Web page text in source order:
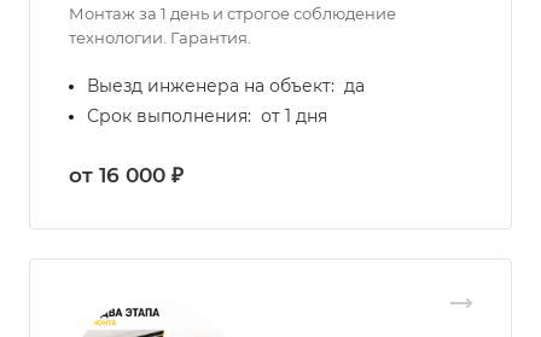
Монтаж за 1 день и строгое соблюдение
технологии. Гарантия.
Выезд инженера на объект: да
Срок выполнения: от 1 дня
от 16 000 ₽